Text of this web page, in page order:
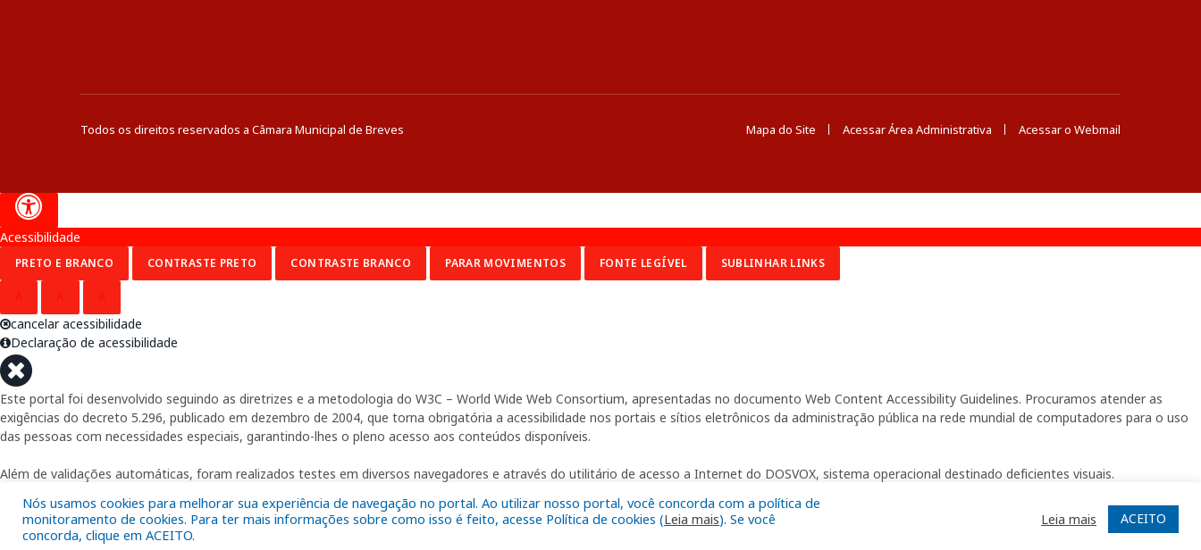
Todos os direitos reservados a Câmara Municipal de Breves Mapa do Site Acessar Área Administrativa Acessar o Webmail
Nós usamos cookies para melhorar sua experiência de navegação no portal. Ao utilizar nosso portal, você concorda com a política de
monitoramento de cookies. Para ter mais informações sobre como isso é feito, acesse Política de cookies (Leia mais). Se você
concorda, clique em ACEITO.
Leia mais ACEITO
Acessibilidade
PRETO E BRANCO CONTRASTE PRETO CONTRASTE BRANCO PARAR MOVIMENTOS FONTE LEGÍVEL SUBLINHAR LINKS
cancelar acessibilidade
Declaração de acessibilidade
Este portal foi desenvolvido seguindo as diretrizes e a metodologia do W3C – World Wide Web Consortium, apresentadas no documento Web Content Accessibility Guidelines. Procuramos atender as
exigências do decreto 5.296, publicado em dezembro de 2004, que torna obrigatória a acessibilidade nos portais e sítios eletrônicos da administração pública na rede mundial de computadores para o uso
das pessoas com necessidades especiais, garantindo-lhes o pleno acesso aos conteúdos disponíveis.
Além de validações automáticas, foram realizados testes em diversos navegadores e através do utilitário de acesso a Internet do DOSVOX, sistema operacional destinado deficientes visuais.
Fornecido por: